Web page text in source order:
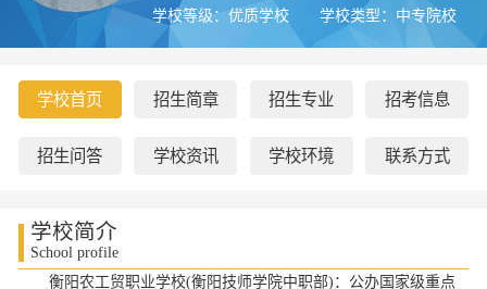
学校等级：优质学校 学校类型：中专院校
学校首页 招生简章 招生专业 招考信息
招生问答 学校资讯 学校环境 联系方式
学校简介
School profile
衡阳农工贸职业学校(衡阳技师学院中职部)：公办国家级重点